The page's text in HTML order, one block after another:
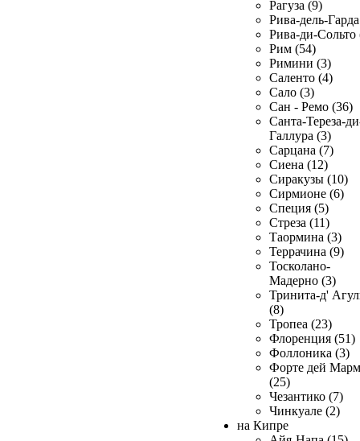
Рагуза (9)
Рива-дель-
Рива-ди-Сольто
Рим (54)
Римини (3)
Саленто (4)
Сало (3)
Сан - Ремо (36)
Санта-Тереза-
Галлура (3)
Сарцана (7)
Сиена (12)
Сиракузы (10)
Сирмионе (6)
Специя (5)
Стреза (11)
Таормина (3)
Террачина (9)
Тосколано-
Мадерно (3)
Тринита-д'
(8)
Тропеа (23)
Флоренция (51)
Фоллоника (3)
Форте дей
(25)
Чезантико (7)
Чинкуале (2)
на Кипре